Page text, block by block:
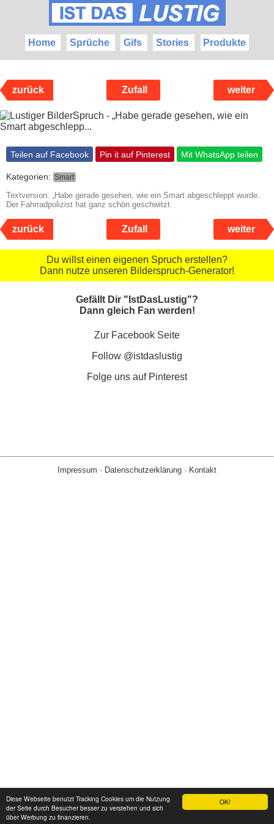
OK!
Diese Webseite benutzt Tracking Cookies um die Nutzung
der Seite durch Besucher besser zu verstehen und sich
über Werbung zu finanzieren.
Home Sprüche Gifs Stories Produkte
zurück Zufall weiter
Teilen auf Facebook Pin it auf Pinterest Mit WhatsApp teilen
Kategorien: Smart
Textversion: „Habe gerade gesehen, wie ein Smart abgeschleppt wurde.
Der Fahrradpolizist hat ganz schön geschwitzt.
zurück Zufall weiter
Du willst einen eigenen Spruch erstellen?
Dann nutze unseren Bilderspruch-Generator!
Gefällt Dir "IstDasLustig"?
Dann gleich Fan werden!
Zur Facebook Seite
Follow @istdaslustig
Folge uns auf Pinterest
Impressum · Datenschutzerklärung · Kontakt